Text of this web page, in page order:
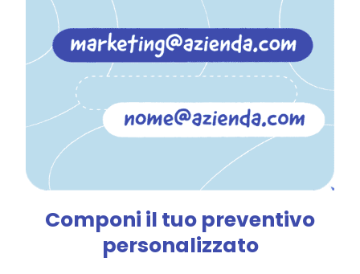
Componi il tuo preventivo
personalizzato